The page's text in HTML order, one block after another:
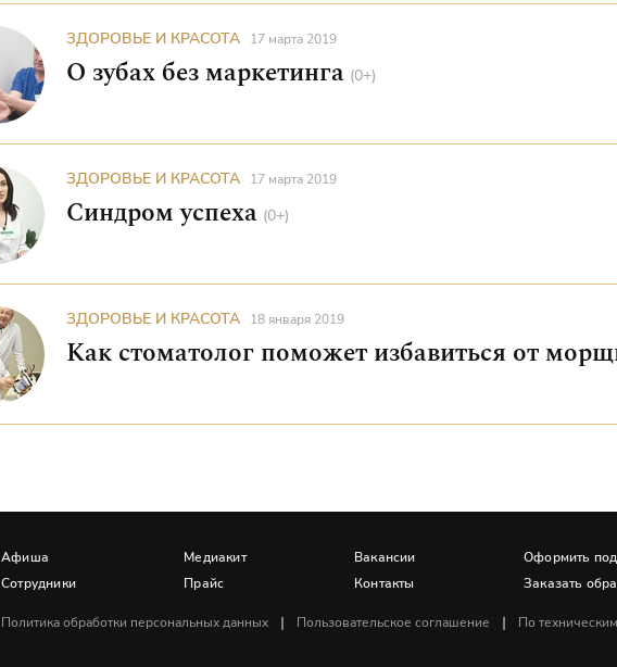
ЗДОРОВЬЕ И КРАСОТА 17 марта 2019
О зубах без маркетинга (0+)
ЗДОРОВЬЕ И КРАСОТА 17 марта 2019
Синдром успеха (0+)
ЗДОРОВЬЕ И КРАСОТА 18 января 2019
Как стоматолог поможет избавиться от
Афиша Медиакит Вакансии
Оформить
Сотрудники
Прайс Контакты Заказать
Политика обработки персональных данных Пользовательское соглашение По